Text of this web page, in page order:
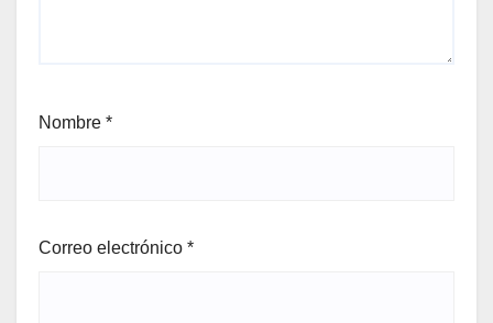
Nombre *
Correo electrónico *